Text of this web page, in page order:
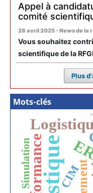
Appel à
comité
28 avril 2025 - News de la
Vous souhaitez
scientifique de la
Plus
Mots-clés
CIM
Simulation